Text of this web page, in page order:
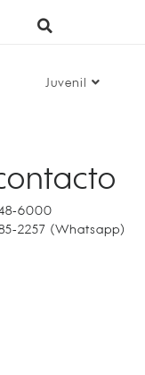
Juvenil
6000
2257 (Whatsapp)